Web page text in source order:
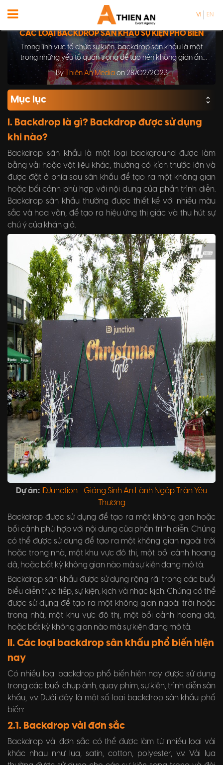
VI EN
CÁC LOẠI BACKDROP SÂN KHẤU SỰ KIỆN PHỔ BIẾN
Trong lĩnh vực tổ chức sự kiện, backdrop sân khấu là một
trong những yếu tố quan trọng để tạo nên không gian ấn
tượng và thu hút khán giả. Bài viết này sẽ giới thiệu đến bạn
các loại backdrop sân khấu phổ biến nhất để bạn có thể lựa
chọn cho sự kiện của mình một cách thông minh và hiệu quả.
By Thiên An Mediaon 28/02/2023
Mục lục
I. Backdrop là gì? Backdrop được sử dụng
khi nào?
Backdrop sân khấu là một loại background được làm
bằng vải hoặc vật liệu khác, thường có kích thước lớn và
được đặt ở phía sau sân khấu để tạo ra một không gian
hoặc bối cảnh phù hợp với nội dung của phần trình diễn.
Backdrop sân khấu thường được thiết kế với nhiều màu
sắc và hoa văn, để tạo ra hiệu ứng thị giác và thu hút sự
chú ý của khán giả.
Dự án: IDJunction - Giáng Sinh An Lành Ngập Tràn Yêu
Thương
Backdrop được sử dụng để tạo ra một không gian hoặc
bối cảnh phù hợp với nội dung của phần trình diễn. Chúng
có thể được sử dụng để tạo ra một không gian ngoài trời
hoặc trong nhà, một khu vực đô thị, một bối cảnh hoang
dã, hoặc bất kỳ không gian nào mà sự kiện đang mô tả.
Backdrop sân khấu được sử dụng rộng rãi trong các buổi
biểu diễn trực tiếp, sự kiện, kịch và nhạc kịch. Chúng có thể
được sử dụng để tạo ra một không gian ngoài trời hoặc
trong nhà, một khu vực đô thị, một bối cảnh hoang dã,
hoặc bất kỳ không gian nào mà sự kiện đang mô tả.
II. Các loại backdrop sân khấu phổ biến hiện
nay
Có nhiều loại backdrop phổ biến hiện nay được sử dụng
trong các buổi chụp ảnh, quay phim, sự kiện, trình diễn sân
khấu, v.v. Dưới đây là một số loại backdrop sân khấu phổ
biến:
2.1. Backdrop vải đơn sắc
Backdrop vải đơn sắc có thể được làm từ nhiều loại vải
khác nhau như lụa, satin, cotton, polyester, v.v. Vải lụa